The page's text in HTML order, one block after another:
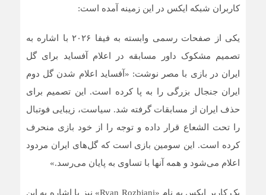
کاربران شبکه ایکس در این زمینه آمده است:
یکی از صفحات رسمی وابسته به فیفا ۲۰۲۶ با اشاره به
تصمیم مشکوک داور مسابقه در اعلام آفساید برای گل
ایران در بازی با مصر نوشت: «آفساید اعلام شدن گل دوم
ایران جنجال بزرگی را به پا کرده است. این تصمیم برای
حذف ایران از مسابقات گرفته شد. سیاست، زیبایی فوتبال
را تحت الشعاع قرار داده و توجه را از خود بازی منحرف
کرده است. این سومین بازی است که گل‌های ایران مردود
اعلام می‌شود و همه آنها با تساوی به پایان می‌رسد.»
یک کاربر ایکس به نام «Ryan Rozbiani» نیز با اشاره به این